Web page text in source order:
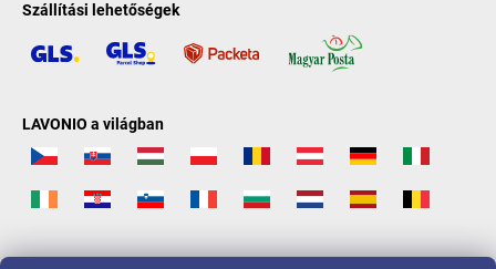
Szállítási lehetőségek
LAVONIO a világban